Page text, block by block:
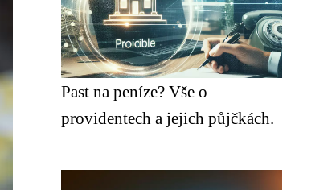
Past na peníze? Vše o
providentech a jejich půjčkách.